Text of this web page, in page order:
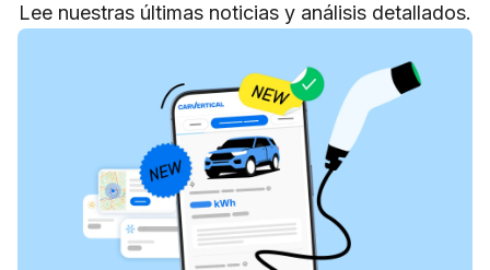
Lee nuestras últimas noticias y análisis detallados.